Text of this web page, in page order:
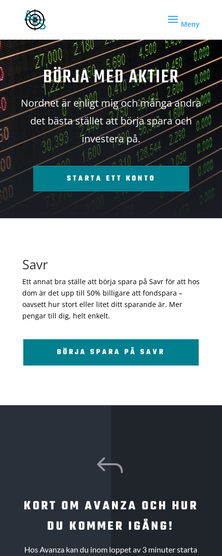
BÖRJA MED AKTIER
Nordnet är enligt mig och många andra
det bästa stället att börja spara och
investera på.
STARTA ETT KONTO
Savr
Ett annat bra ställe att börja spara på Savr för att hos
dom är det upp till 50% billigare att fondspara –
oavsett hur stort eller litet ditt sparande är. Mer
pengar till dig, helt enkelt.
BÖRJA SPARA PÅ SAVR
J
KORT OM AVANZA OCH HUR
DU KOMMER IGÅNG!
Hos Avanza kan du inom loppet av 3 minuter starta